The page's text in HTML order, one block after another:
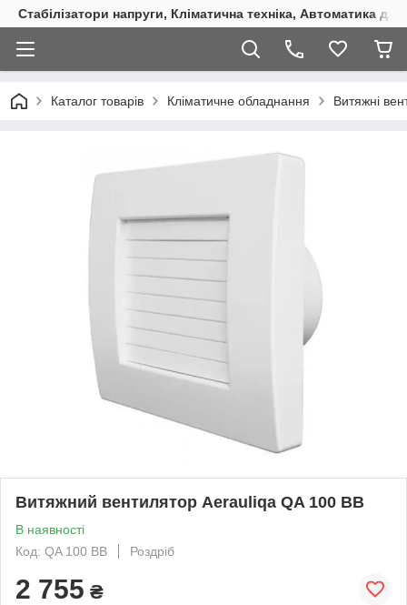
Стабілізатори напруги, Кліматична техніка, Автоматика
Каталог товарів Кліматичне обладнання Витяжні
Витяжний вентилятор Aerauliqa QA 100 BB
В наявності
Код: QA 100 BB
Роздріб
2 755 ₴